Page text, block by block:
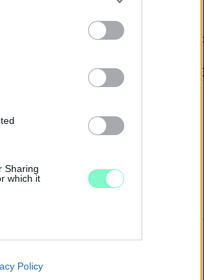
Sharing
which it
like cookies on
Policy
viszont kiderült, hogy ez
SZIVÁRVÁNYOS KÖNYV
2022